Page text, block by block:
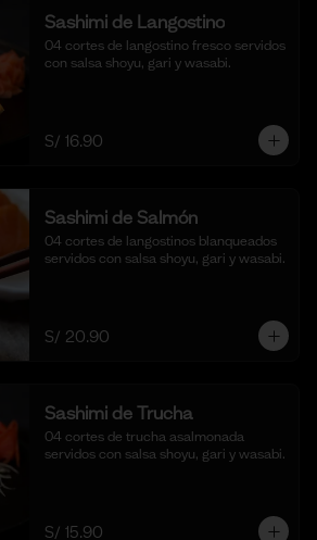
Sashimi de Langostino
04 cortes de langostino fresco servidos
con salsa shoyu, gari y wasabi.
S/ 16.90
Sashimi de Salmón
04 cortes de langostinos blanqueados
servidos con salsa shoyu, gari y wasabi.
S/ 20.90
Sashimi de Trucha
04 cortes de trucha asalmonada
servidos con salsa shoyu, gari y wasabi.
S/ 15.90